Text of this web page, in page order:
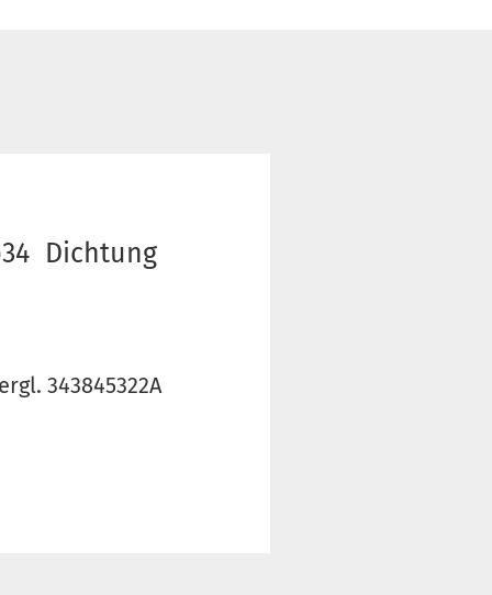
Dichtung
343845322A